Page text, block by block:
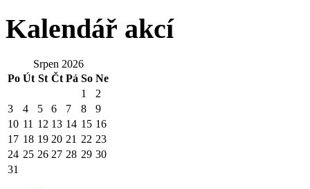
Kalendář akcí
Srpen 2026
Po Út St Čt Pá So Ne
1
2
3
4 5 6 7 8
9
10 11 12 13 14 15 16
17 18 19 20 21 22 23
24 25 26 27 28 29 30
31